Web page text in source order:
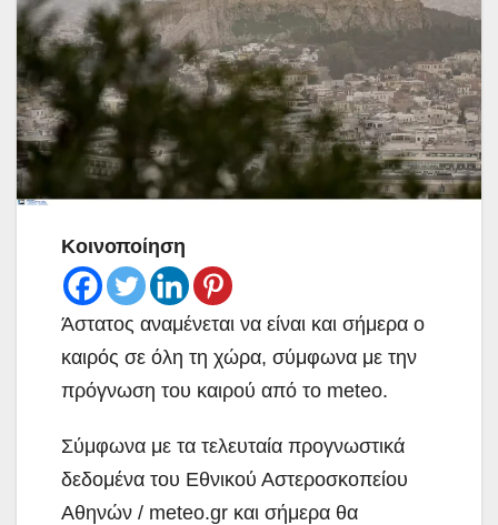
Κοινοποίηση
Άστατος αναμένεται να είναι και σήμερα ο
καιρός σε όλη τη χώρα, σύμφωνα με την
πρόγνωση του καιρού από το meteo.
Σύμφωνα με τα τελευταία προγνωστικά
δεδομένα του Εθνικού Αστεροσκοπείου
Αθηνών / meteo.gr και σήμερα θα